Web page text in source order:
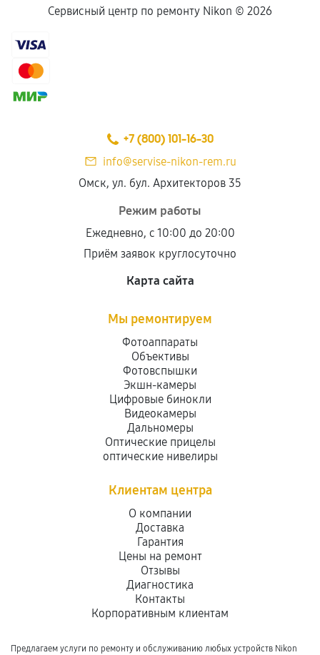
Сервисный центр по ремонту Nikon © 2026
+7 (800) 101-16-30
info@servise-nikon-rem.ru
Омск, ул. бул. Архитекторов 35
Режим работы
Ежедневно, с 10:00 до 20:00
Приём заявок круглосуточно
Карта сайта
Мы ремонтируем
Фотоаппараты
Объективы
Фотовспышки
Экшн-камеры
Цифровые бинокли
Видеокамеры
Дальномеры
Оптические прицелы
оптические нивелиры
Клиентам центра
О компании
Доставка
Гарантия
Цены на ремонт
Отзывы
Диагностика
Контакты
Корпоративным клиентам
Предлагаем услуги по ремонту и обслуживанию любых устройств Nikon